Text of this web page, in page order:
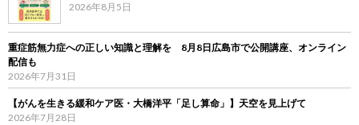
2026年8月5日
重症筋無力症への正しい知識と理解を 8月8日広島市で公開講座、オンライン
配信も
2026年7月31日
【がんを生きる緩和ケア医・大橋洋平「足し算命」】天空を見上げて
2026年7月28日